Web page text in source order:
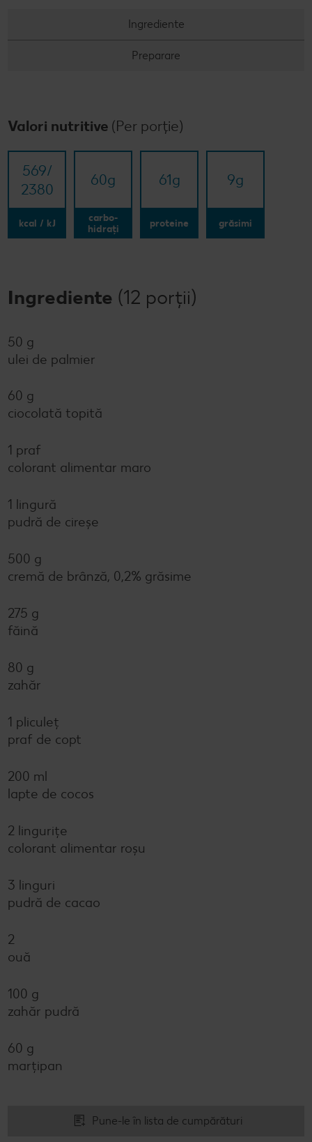
Ingrediente
Preparare
Valori nutritive (Per porție)
569/​
2380
kcal / kJ
60g
carbo-
hidrați
61g
proteine
9g
grăsimi
Ingrediente (12 porții)
50 g
ulei de palmier
60 g
ciocolată topită
1 praf
colorant alimentar maro
1 lingură
pudră de cireșe
500 g
cremă de brânză, 0,2% grăsime
275 g
făină
80 g
zahăr
1 pliculeț
praf de copt
200 ml
lapte de cocos
2 lingurițe
colorant alimentar roșu
3 linguri
pudră de cacao
2
ouă
100 g
zahăr pudră
60 g
marțipan
Pune-le în lista de cumpărături